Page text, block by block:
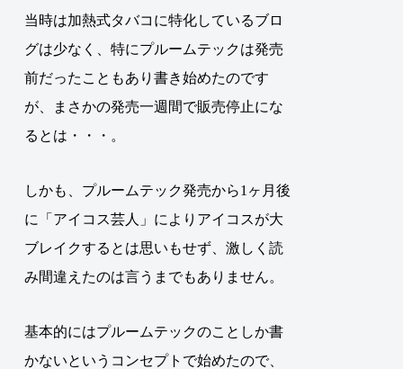
当時は加熱式タバコに特化しているブロ
グは少なく、特にプルームテックは発売
前だったこともあり書き始めたのです
が、まさかの発売一週間で販売停止にな
るとは・・・。
しかも、プルームテック発売から1ヶ月後
に「アイコス芸人」によりアイコスが大
ブレイクするとは思いもせず、激しく読
み間違えたのは言うまでもありません。
基本的にはプルームテックのことしか書
かないというコンセプトで始めたので、